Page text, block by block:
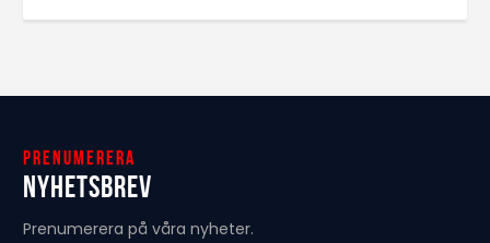
Prenumerera
Nyhetsbrev
Prenumerera på våra nyheter.